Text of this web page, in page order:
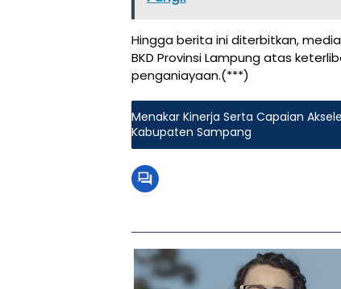
Hingga berita ini diterbitkan,
BKD Provinsi Lampung atas
penganiayaan.(***)
Menakar Kinerja Serta Capaian
Kabupaten Sampang